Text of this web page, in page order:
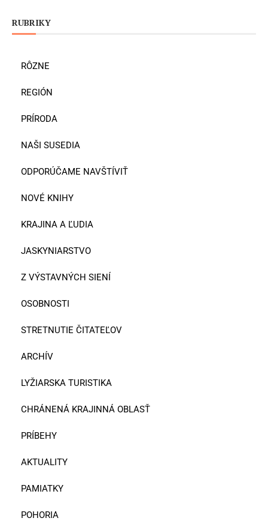
RUBRIKY
RÔZNE
REGIÓN
PRÍRODA
NAŠI SUSEDIA
ODPORÚČAME NAVŠTÍVIŤ
NOVÉ KNIHY
KRAJINA A ĽUDIA
JASKYNIARSTVO
Z VÝSTAVNÝCH SIENÍ
OSOBNOSTI
STRETNUTIE ČITATEĽOV
ARCHÍV
LYŽIARSKA TURISTIKA
CHRÁNENÁ KRAJINNÁ OBLASŤ
PRÍBEHY
AKTUALITY
PAMIATKY
POHORIA